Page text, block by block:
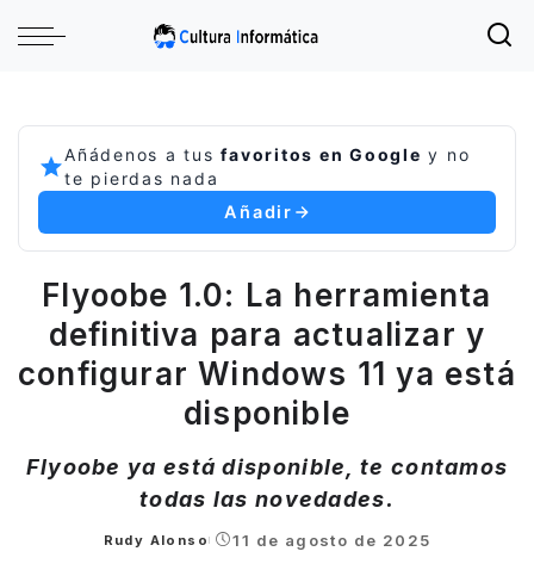
Añádenos a tusfavoritos en Google y no
te pierdas nada
Añadir
Flyoobe 1.0: La herramienta
definitiva para actualizar y
configurar Windows 11 ya está
disponible
Flyoobe ya está disponible, te contamos
todas las novedades.
Posted
Rudy Alonso 11 de agosto de 2025